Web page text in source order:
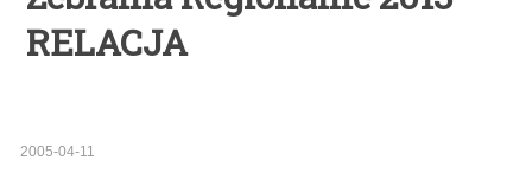
RELACJA
2005-04-11